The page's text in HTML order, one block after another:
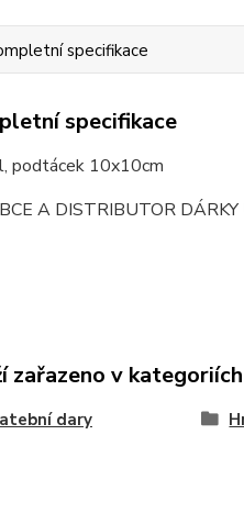
specifikace
specifikace
podtácek 10x10cm
A DISTRIBUTOR
zařazeno v kategoriích
dary